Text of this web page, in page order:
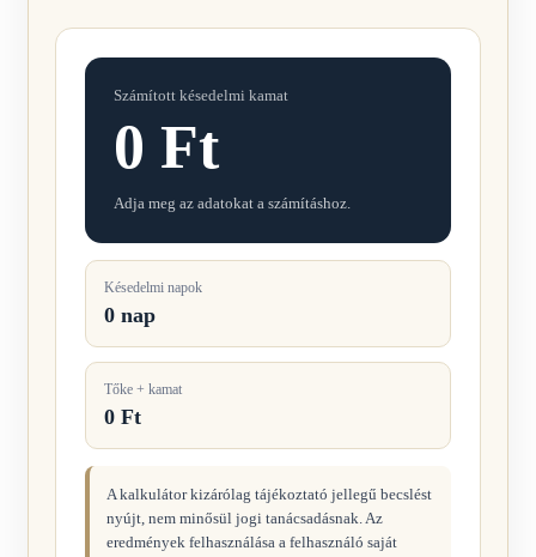
Számított késedelmi kamat
0 Ft
Adja meg az adatokat a számításhoz.
Késedelmi napok
0 nap
Tőke + kamat
0 Ft
A kalkulátor kizárólag tájékoztató jellegű becslést
nyújt, nem minősül jogi tanácsadásnak. Az
eredmények felhasználása a felhasználó saját